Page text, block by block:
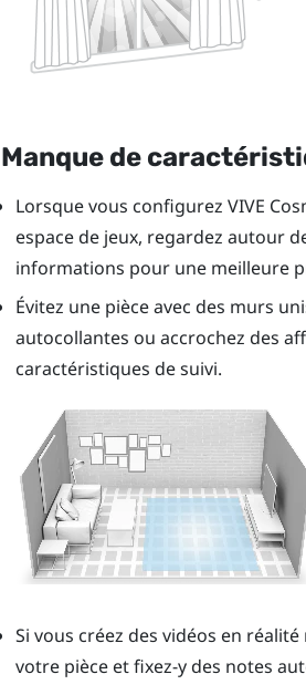
Manque de
Lorsque vous configurez VIVE
espace de jeux, regardez autour
informations pour une meilleure
Évitez une pièce avec des murs
autocollantes ou accrochez des
caractéristiques de suivi.
Si vous créez des vidéos en
votre pièce et fixez-y des notes